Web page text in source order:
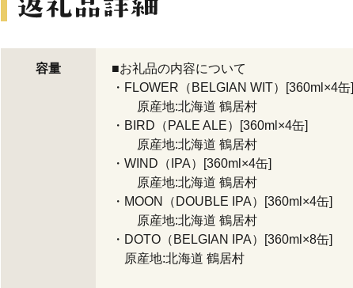
容量
■お礼品の内容について
・FLOWER（BELGIAN WIT）[360ml×4缶]
原産地:北海道 鶴居村
・BIRD（PALE ALE）[360ml×4缶]
原産地:北海道 鶴居村
・WIND（IPA）[360ml×4缶]
原産地:北海道 鶴居村
・MOON（DOUBLE IPA）[360ml×4缶]
原産地:北海道 鶴居村
・DOTO（BELGIAN IPA）[360ml×8缶]
原産地:北海道 鶴居村